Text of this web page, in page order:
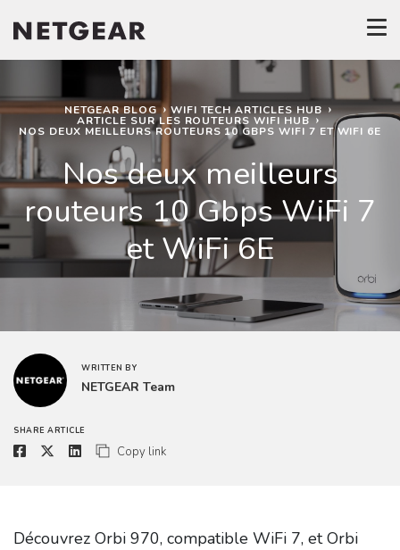
NETGEAR BLOG WIFI TECH ARTICLES HUB
ARTICLE SUR LES ROUTEURS WIFI HUB
NOS DEUX MEILLEURS ROUTEURS 10 GBPS WIFI 7 ET WIFI 6E
Nos deux meilleurs
routeurs 10 Gbps WiFi 7
et WiFi 6E
WRITTEN BY
NETGEAR Team
SHARE ARTICLE
Copy link
Découvrez Orbi 970, compatible WiFi 7, et Orbi